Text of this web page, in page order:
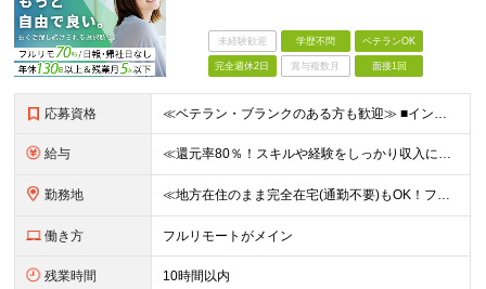
未経験歓迎 学歴不問 ベテランOK
完全週休2日 賞与複数月 面接1回
応募資格 ≪ベテラン・ブランクのある方も歓迎≫ ■インフラエンジニアとしての実務経験をお持ちの方(運用・保守のみやオンプレミスのみの経験でもOK) ■学歴不問 ≪こんな方はぜひご応募ください≫ □ワークライフ
給与 ≪還元率80％！スキルや経験をしっかり収入に反映します≫ 年俸530万円以上＋業績賞与 ※スキル・経験を考慮の上、優遇いたします ※上記年俸を12分割し、月1回支給します ※上記年俸には固定残業代
勤務地 ≪地方在住のまま完全在宅(通勤不要)もOK！フルリモート7割、ハイブリッド2割！≫ ご自宅でのリモートワーク、または東京都、神奈川、埼玉、千葉を中心とするお客様先での勤務 ■本社アクセス 東京都豊島
働き方 フルリモートがメイン
残業時間 10時間以内